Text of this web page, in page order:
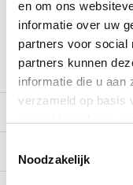
en om ons
informatie over uw
partners voor social
partners kunnen
informatie die u aan
verzameld op basis
Noodzakelijk
Let op: de foto's
de winkel hebben.
voorraad foto's. Dit
Verzending